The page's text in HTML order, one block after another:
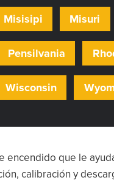
Misisipi Misuri
Pensilvania
Wisconsin
que le
calibración y